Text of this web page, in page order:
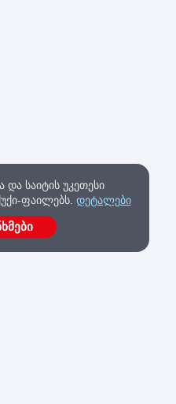
საიტის უკეთესი
ფაილებს. დეტალები